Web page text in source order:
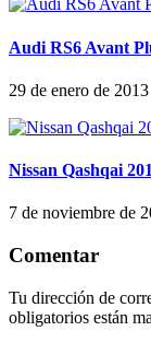
Audi RS6 Avant
29 de enero de 2013
Nissan Qashqai
7 de noviembre de
Comentar
Tu dirección de
obligatorios están